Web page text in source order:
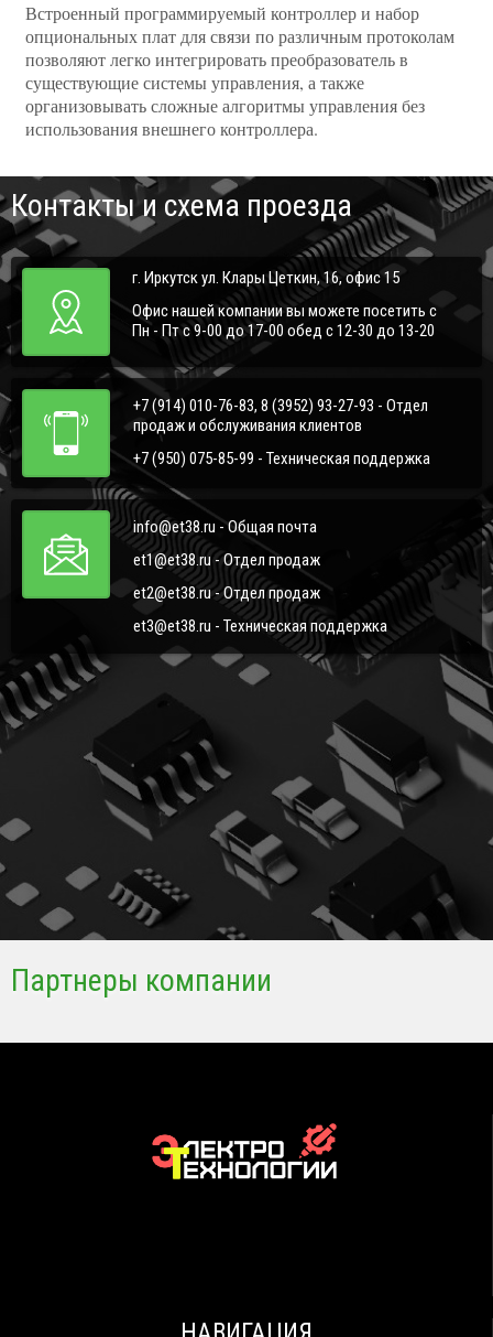
Встроенный программируемый контроллер и набор
опциональных плат для связи по различным протоколам
позволяют легко интегрировать преобразователь в
существующие системы управления, а также
организовывать сложные алгоритмы управления без
использования внешнего контроллера.
Контакты и схема проезда
г. Иркутск ул. Клары Цеткин, 16, офис 15
Офис нашей компании вы можете посетить с
Пн - Пт с 9-00 до 17-00 обед с 12-30 до 13-20
+7 (914) 010-76-83, 8 (3952) 93-27-93 - Отдел
продаж и обслуживания клиентов
+7 (950) 075-85-99 - Техническая поддержка
info@et38.ru - Общая почта
et1@et38.ru - Отдел продаж
et2@et38.ru - Отдел продаж
et3@et38.ru - Техническая поддержка
Партнеры компании